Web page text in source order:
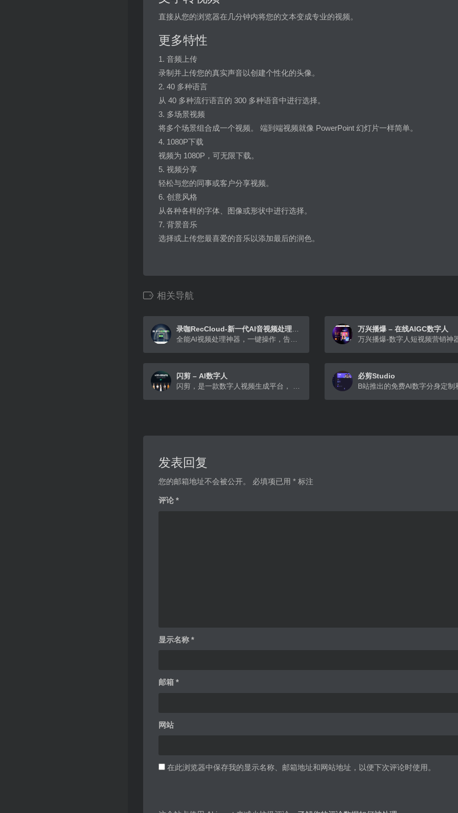
直接从您的浏览器在几分钟内将您的文本变成专业的视频。
更多特性
1. 音频上传
录制并上传您的真实声音以创建个性化的头像。
2. 40 多种语言
从 40 多种流行语言的 300 多种语音中进行选择。
3. 多场景视频
将多个场景组合成一个视频。 端到端视频就像 PowerPoint 幻灯片一样简单。
4. 1080P下载
视频为 1080P，可无限下载。
5. 视频分享
轻松与您的同事或客户分享视频。
6. 创意风格
从各种各样的字体、图像或形状中进行选择。
7. 背景音乐
选择或上传您最喜爱的音乐以添加最后的润色。
相关导航
录咖RecCloud-新一代AI音视频处理平台
全能AI视频处理神器，一键操作，告别复杂；用录咖AI，一键创作&编辑音视频，新手变高手，人人都是视频大师！
万兴播爆 – 在线AIGC数字人
闪剪 – AI数字人
闪剪，是一款数字人视频生成平台， 可以 1:1 复刻你的形象和声音，只需输入文字即可生成口播视频
必剪Studio
发表回复
您的邮箱地址不会被公开。 必填项已用 * 标注
评论 *
显示名称 *
邮箱 *
网站
在此浏览器中保存我的显示名称、邮箱地址和网站地址，以便下次评论时使用。